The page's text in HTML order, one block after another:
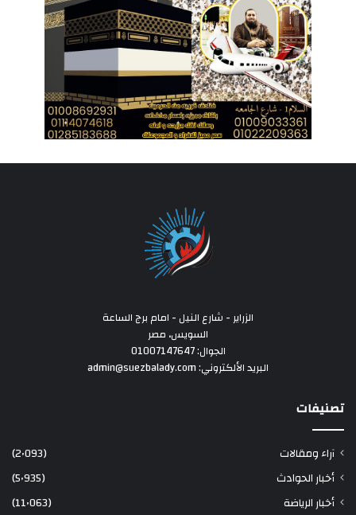
الزراير - شارع النيل - امام برج الساعة
السويس، مصر
الجوال: 01007147647
البريد الألكتروني: admin@suezbalady.com
تصنيفات
آراء ومقالات
(2٬093)
أخبار الحوادث
(5٬935)
أخبار الرياضة
(11٬063)